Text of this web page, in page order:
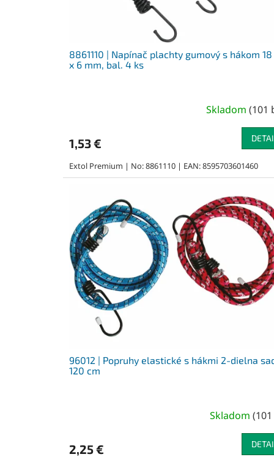
8861110 | Napínač plachty gumový s hákom
x 6 mm, bal. 4 ks
Skladom(101
1,53 €
Extol Premium | No: 8861110 | EAN: 8595703601460
96012 | Popruhy elastické s hákmi 2-dielna
120 cm
Skladom(
2,25 €